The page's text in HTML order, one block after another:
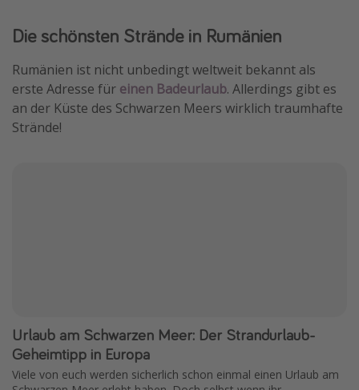
Die schönsten Strände in Rumänien
Rumänien ist nicht unbedingt weltweit bekannt als
erste Adresse für einen Badeurlaub. Allerdings gibt es
an der Küste des Schwarzen Meers wirklich traumhafte
Strände!
Urlaub am Schwarzen Meer: Der Strandurlaub-
Geheimtipp in Europa
Viele von euch werden sicherlich schon einmal einen Urlaub am